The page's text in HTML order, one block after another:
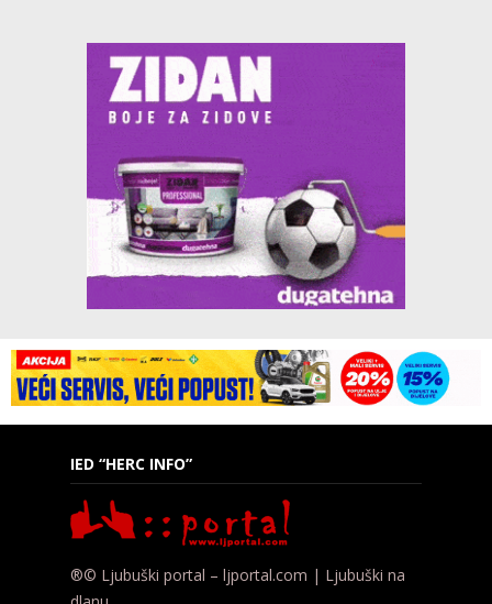
IED “HERC INFO”
®© Ljubuški portal – ljportal.com | Ljubuški na